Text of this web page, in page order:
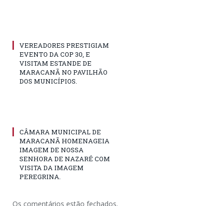
VEREADORES PRESTIGIAM
EVENTO DA COP 30, E
VISITAM ESTANDE DE
MARACANÃ NO PAVILHÃO
DOS MUNICÍPIOS.
CÂMARA MUNICIPAL DE
MARACANÃ HOMENAGEIA
IMAGEM DE NOSSA
SENHORA DE NAZARÉ COM
VISITA DA IMAGEM
PEREGRINA.
Os comentários estão fechados.